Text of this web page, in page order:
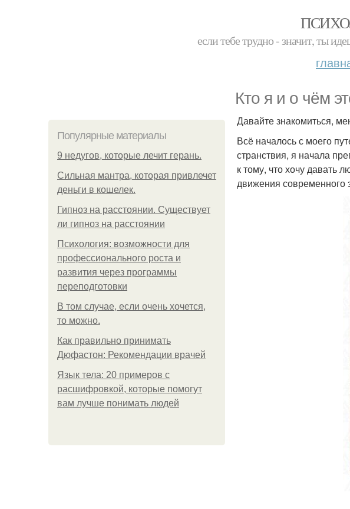
если тебе трудно - значит, ты
Кто я и о чём
Популярные материалы
9 недугов, которые лечит герань.
Сильная мантра, которая привлечет
деньги в кошелек.
Гипноз на расстоянии. Существует
ли гипноз на расстоянии
Психология: возможности для
профессионального роста и
развития через программы
переподготовки
В том случае, если очень хочется,
то можно.
Как правильно принимать
Дюфастон: Рекомендации врачей
Язык тела: 20 примеров с
расшифровкой, которые помогут
вам лучше понимать людей
Давайте знакомиться,
Всё началось с моего
странствия, я начала
к тому, что хочу давать
движения современного